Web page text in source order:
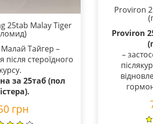
25tab Malay Tiger
Малай Тайгер –
після стероїдного
курсу.
за 25таб (пол
грн
Proviron
Proviron
–